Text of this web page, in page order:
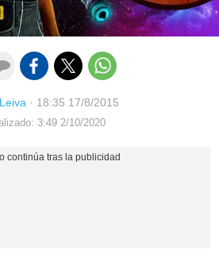
· 18:35 17/8/2015
3:49 2/10/2020